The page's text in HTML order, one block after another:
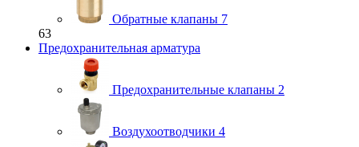
Обратные клапаны 7
63
Предохранительная арматура
Предохранительные клапаны 2
Воздухоотводчики 4